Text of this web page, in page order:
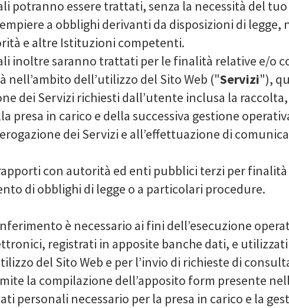
potranno essere trattati, senza la necessità del tuo
a obblighi derivanti da disposizioni di
e altre Istituzioni competenti.
inoltre saranno trattati per le finalità relative e/o
nell’ambito dell’utilizzo del Sito Web ("Servizi"),
dei Servizi richiesti dall’utente inclusa la
presa in carico e della successiva gestione
dei Servizi e all’effettuazione di
con autorità ed enti pubblici terzi per
di obblighi di legge o a particolari procedure.
è necessario ai fini dell’esecuzione
registrati in apposite banche dati, e
del Sito Web e per l’invio di richieste di
la compilazione dell’apposito form presente
personali necessario per la presa in carico e la